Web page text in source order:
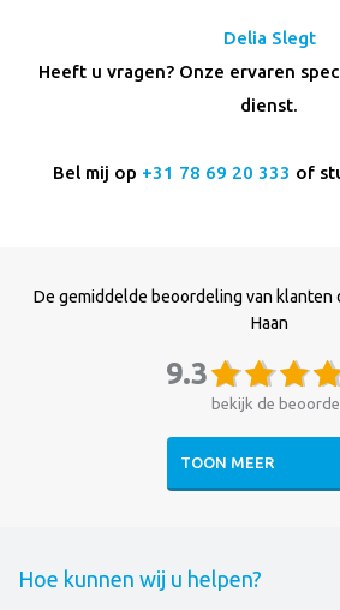
Delia Slegt
Heeft u vragen? Onze ervaren
dienst.
Bel mij op +31 78 69 20 333 of
De gemiddelde beoordeling van klanten
Haan
bekijk de
9.3
TOON MEER
Hoe kunnen wij u helpen?